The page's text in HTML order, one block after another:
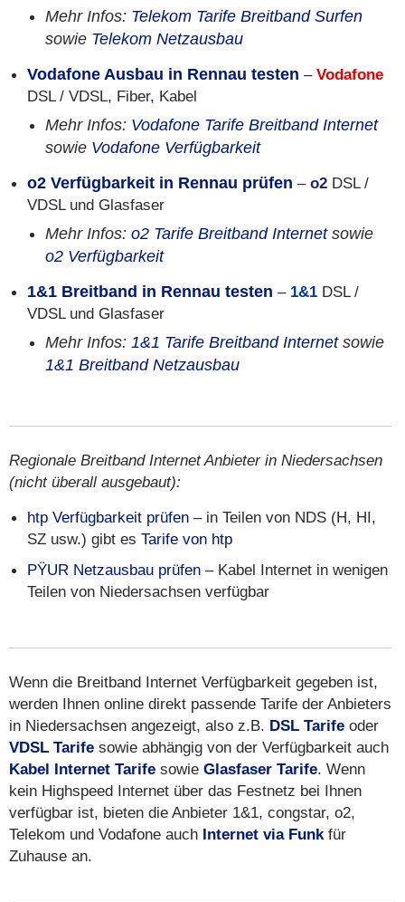
Mehr Infos: Telekom Tarife Breitband Surfen
sowie Telekom Netzausbau
Vodafone Ausbau in Rennau testen – Vodafone
DSL / VDSL, Fiber, Kabel
Mehr Infos: Vodafone Tarife Breitband Internet
sowie Vodafone Verfügbarkeit
o2 Verfügbarkeit in Rennau prüfen – o2 DSL /
VDSL und Glasfaser
Mehr Infos: o2 Tarife Breitband Internetsowie
o2 Verfügbarkeit
1&1 Breitband in Rennau testen – 1&1 DSL /
VDSL und Glasfaser
Mehr Infos: 1&1 Tarife Breitband Internetsowie
1&1 Breitband Netzausbau
Regionale Breitband Internet Anbieter in Niedersachsen
(nicht überall ausgebaut):
htp Verfügbarkeit prüfen – in Teilen von NDS (H, HI,
SZ usw.) gibt es Tarife von htp
PŸUR Netzausbau prüfen – Kabel Internet in wenigen
Teilen von Niedersachsen verfügbar
Wenn die Breitband Internet Verfügbarkeit gegeben ist,
werden Ihnen online direkt passende Tarife der Anbieters
in Niedersachsen angezeigt, also z.B. DSL Tarife oder
VDSL Tarife sowie abhängig von der Verfügbarkeit auch
Kabel Internet Tarife sowie Glasfaser Tarife. Wenn
kein Highspeed Internet über das Festnetz bei Ihnen
verfügbar ist, bieten die Anbieter 1&1, congstar, o2,
Telekom und Vodafone auch Internet via Funkfür
Zuhause an.